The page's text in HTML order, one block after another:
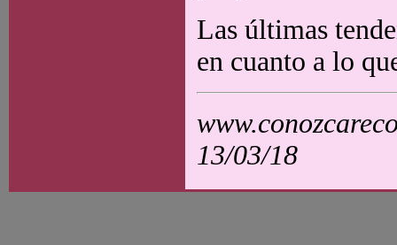
Las últimas
en cuanto a lo
13/03/18